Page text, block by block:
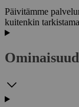
Päivitämme
kuitenkin